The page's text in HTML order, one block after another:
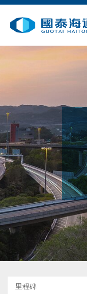
環境、社會及企業管治
開設戶口
里程碑